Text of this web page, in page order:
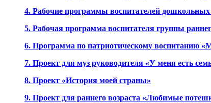
4. Рабочие программы воспитателей
5. Рабочая программа воспитателя группы
6. Программа по патриотическому воспитанию
7. Проект для муз руководителя «У меня есть
8. Проект «История моей страны»
9. Проект для раннего возраста «Любимые